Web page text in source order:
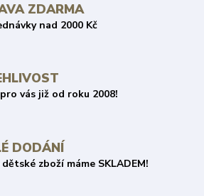
ZDARMA
nad 2000 Kč
vás již od roku 2008!
DODÁNÍ
zboží máme SKLADEM!